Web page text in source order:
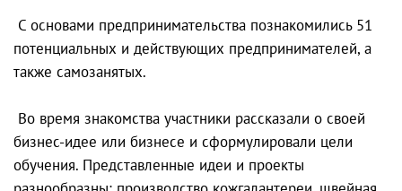
С основами предпринимательства познакомились 51
потенциальных и действующих предпринимателей, а
также самозанятых.
Во время знакомства участники рассказали о своей
бизнес-идее или бизнесе и сформулировали цели
обучения. Представленные идеи и проекты